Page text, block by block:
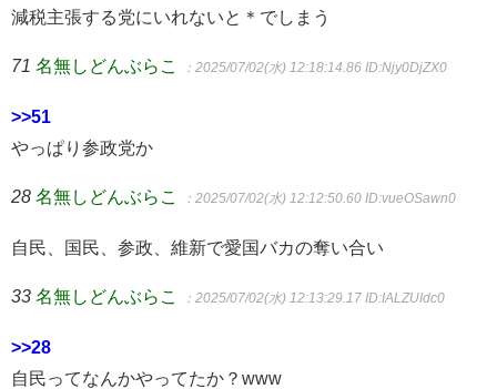
減税主張する党にいれないと＊でしまう
71 名無しどんぶらこ ：2025/07/02(水) 12:18:14.86 ID:Njy0DjZX0
>>51
やっぱり参政党か
28 名無しどんぶらこ ：2025/07/02(水) 12:12:50.60 ID:vueOSawn0
自民、国民、参政、維新で愛国バカの奪い合い
33 名無しどんぶらこ ：2025/07/02(水) 12:13:29.17 ID:IALZUIdc0
>>28
自民ってなんかやってたか？www